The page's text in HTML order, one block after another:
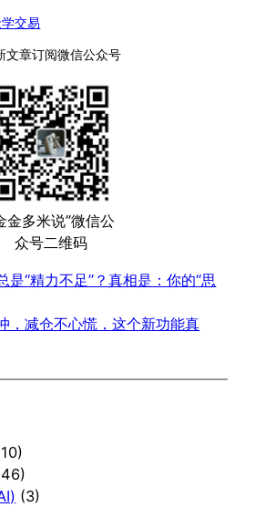
交易
文章订阅微信公众号
金多米说”微信公
众号二维码
是“精力不足”？真相是：你的“思
，减仓不心慌，这个新功能真
(3)